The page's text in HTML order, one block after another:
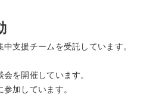
支援チームを受託しています。
を開催しています。
加しています。